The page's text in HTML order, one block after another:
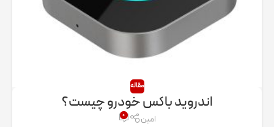
مقاله
اندروید باکس خودرو چیست؟
امین ۰